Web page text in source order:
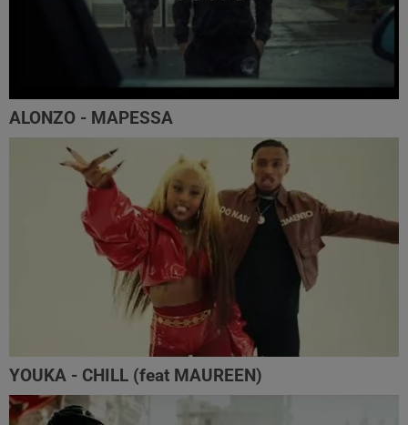
ALONZO - MAPESSA
YOUKA - CHILL (feat MAUREEN)